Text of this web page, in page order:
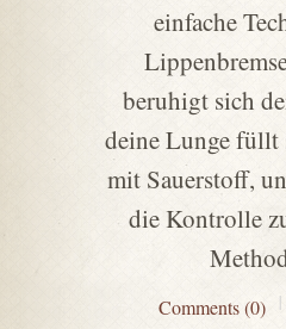
einfache
beruhigt sich
deine Lunge füllt
mit Sauerstoff,
die Kontrolle
Comments (0)